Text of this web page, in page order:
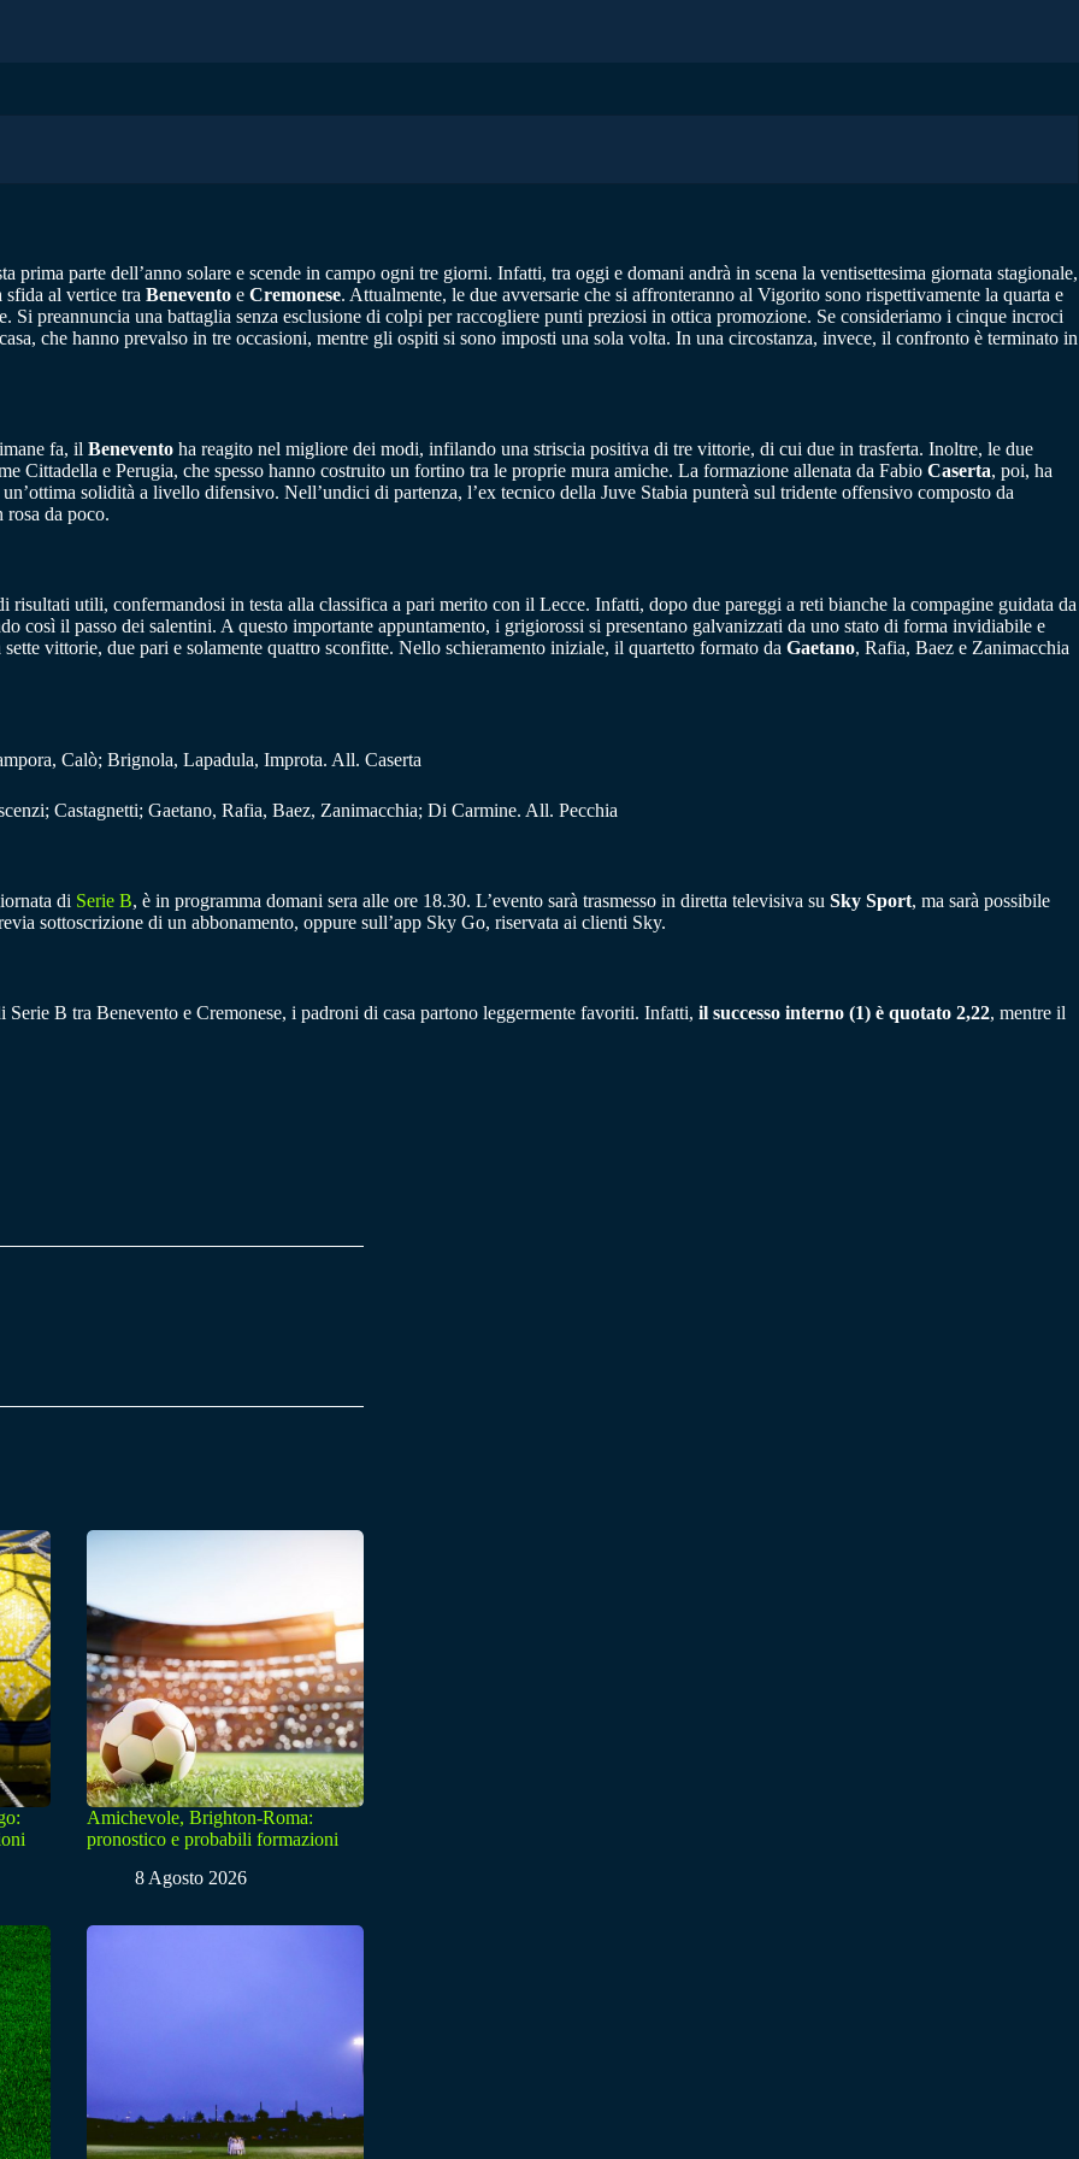
prima parte dell’anno solare e scende in campo ogni tre giorni. Infatti, tra oggi e domani andrà in scena la ventisettesima giornata stagionale,
sfida al vertice tra Benevento e Cremonese. Attualmente, le due avversarie che si affronteranno al Vigorito sono rispettivamente la quarta e
Si preannuncia una battaglia senza esclusione di colpi per raccogliere punti preziosi in ottica promozione. Se consideriamo i cinque incroci
che hanno prevalso in tre occasioni, mentre gli ospiti si sono imposti una sola volta. In una circostanza, invece, il confronto è terminato in
fa, il Benevento ha reagito nel migliore dei modi, infilando una striscia positiva di tre vittorie, di cui due in trasferta. Inoltre, le due
Cittadella e Perugia, che spesso hanno costruito un fortino tra le proprie mura amiche. La formazione allenata da Fabio Caserta, poi, ha
solidità a livello difensivo. Nell’undici di partenza, l’ex tecnico della Juve Stabia punterà sul tridente offensivo composto da
rosa da poco.
risultati utili, confermandosi in testa alla classifica a pari merito con il Lecce. Infatti, dopo due pareggi a reti bianche la compagine guidata da
così il passo dei salentini. A questo importante appuntamento, i grigiorossi si presentano galvanizzati da uno stato di forma invidiabile e
vittorie, due pari e solamente quattro sconfitte. Nello schieramento iniziale, il quartetto formato da Gaetano, Rafia, Baez e Zanimacchia
Calò; Brignola, Lapadula, Improta. All. Caserta
Castagnetti; Gaetano, Rafia, Baez, Zanimacchia; Di Carmine. All. Pecchia
di Serie B, è in programma domani sera alle ore 18.30. L’evento sarà trasmesso in diretta televisiva su Sky Sport, ma sarà possibile
sottoscrizione di un abbonamento, oppure sull’app Sky Go, riservata ai clienti Sky.
Serie B tra Benevento e Cremonese, i padroni di casa partono leggermente favoriti. Infatti, il successo interno (1) è quotato 2,22, mentre il
Amichevole, Brighton-Roma:
pronostico e probabili formazioni
8 Agosto 2026